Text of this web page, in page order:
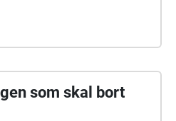
som skal bort